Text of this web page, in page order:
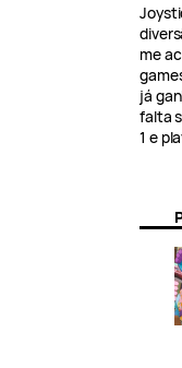
me
já
falta
1 e